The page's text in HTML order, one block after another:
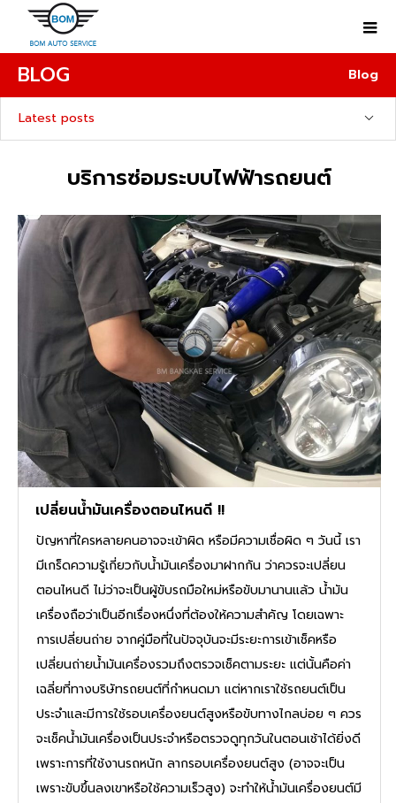
BLOG Blog
Latest posts
บริการซ่อมระบบไฟฟ้ารถยนต์
เปลี่ยนน้ำมันเครื่องตอนไหนดี !!
ปัญหาที่ใครหลายคนอาจจะเข้าผิด หรือมีความเชื่อผิด ๆ วันนี้ เรา
มีเกร็ดความรู้เกี่ยวกับน้ำมันเครื่องมาฝากกัน ว่าควรจะเปลี่ยน
ตอนไหนดี ไม่ว่าจะเป็นผู้ขับรถมือใหม่หรือขับมานานแล้ว น้ำมัน
เครื่องถือว่าเป็นอีกเรื่องหนึ่งที่ต้องให้ความสำคัญ โดยเฉพาะ
การเปลี่ยนถ่าย จากคู่มือที่ในปัจจุบันจะมีระยะการเข้าเช็คหรือ
เปลี่ยนถ่ายน้ำมันเครื่องรวมถึงตรวจเช็คตามระยะ แต่นั้นคือค่า
เฉลี่ยที่ทางบริษัทรถยนต์ที่กำหนดมา แต่หากเราใช้รถยนต์เป็น
ประจำและมีการใช้รอบเครื่องยนต์สูงหรือขับทางไกลบ่อย ๆ ควร
จะเช็คน้ำมันเครื่องเป็นประจำหรือตรวจดูทุกวันในตอนเช้าได้ยิ่งดี
เพราะการที่ใช้งานรถหนัก ลากรอบเครื่องยนต์สูง (อาจจะเป็น
เพราะขับขึ้นลงเขาหรือใช้ความเร็วสูง) จะทำให้น้ำมันเครื่องยนต์มี